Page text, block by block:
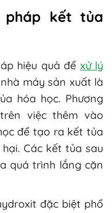
pháp kết tủa
hiệu quả để xử lý
máy sản xuất là
hóa học. Phương
việc thêm vào
để tạo ra kết tủa
Các kết tủa sau
quá trình lắng cặn
đặc biệt phổ